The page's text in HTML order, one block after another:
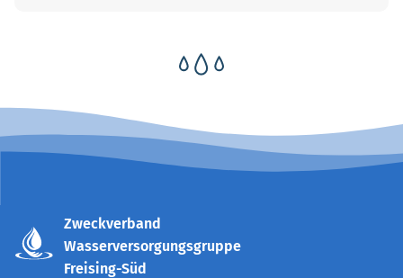
Zweckverband
Wasserversorgungsgruppe
Freising-Süd